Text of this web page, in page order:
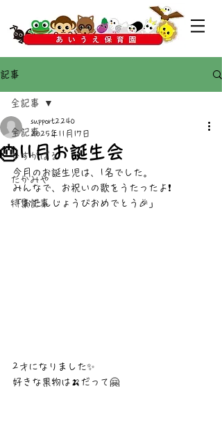
記事
全記事
かすがばる
たかみや
特集記事
全記事
🎂11月お誕生会
support2240
2025年11月17日
今月のお誕生児は、1名でした。
みんなで、お祝いの歌をうたったよ❗
「おたんじょうびおめでとう🎉」
2才になりました✨
好きな果物は🍌だって🤗